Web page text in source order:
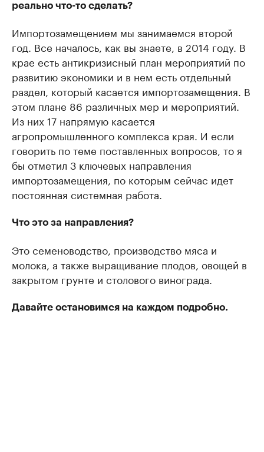
реально что-то сделать?
Импортозамещением мы занимаемся второй
год. Все началось, как вы знаете, в 2014 году. В
крае есть антикризисный план мероприятий по
развитию экономики и в нем есть отдельный
раздел, который касается импортозамещения. В
этом плане 86 различных мер и мероприятий.
Из них 17 напрямую касается
агропромышленного комплекса края. И если
говорить по теме поставленных вопросов, то я
бы отметил 3 ключевых направления
импортозамещения, по которым сейчас идет
постоянная системная работа.
Что это за направления?
Это семеноводство, производство мяса и
молока, а также выращивание плодов, овощей в
закрытом грунте и столового винограда.
Давайте остановимся на каждом подробно.